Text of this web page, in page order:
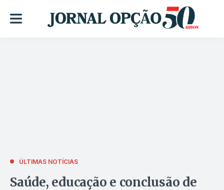
ÚLTIMAS NOTÍCIAS
Saúde, educação e conclusão de